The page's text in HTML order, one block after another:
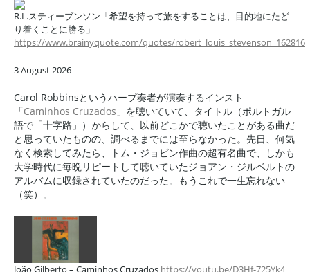
R.L.スティーブンソン「希望を持って旅をすることは、目的地にたど
り着くことに勝る」
https://www.brainyquote.com/quotes/robert_louis_stevenson_162816
3 August 2026
Carol Robbinsというハープ奏者が演奏するインスト
「Caminhos Cruzados 」を聴いていて、タイトル（ポルトガル
語で「十字路」）からして、以前どこかで聴いたことがある曲だ
と思っていたものの、調べるまでには至らなかった。先日、何気
なく検索してみたら、トム・ジョビン作曲の超有名曲で、しかも
大学時代に毎晩リピートして聴いていたジョアン・ジルベルトの
アルバムに収録されていたのだった。もうこれで一生忘れない
（笑）。
João Gilberto – Caminhos Cruzados https://youtu.be/D3Hf-725Yk4